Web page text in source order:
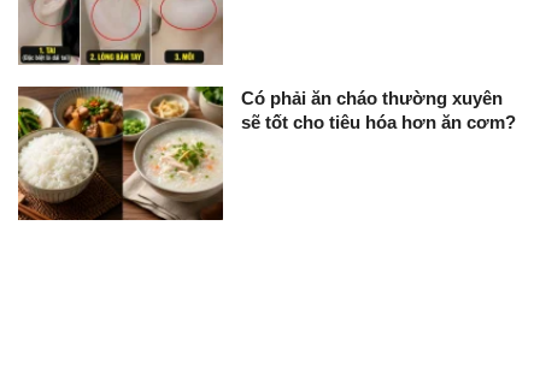
Có phải ăn cháo thường xuyên
sẽ tốt cho tiêu hóa hơn ăn cơm?